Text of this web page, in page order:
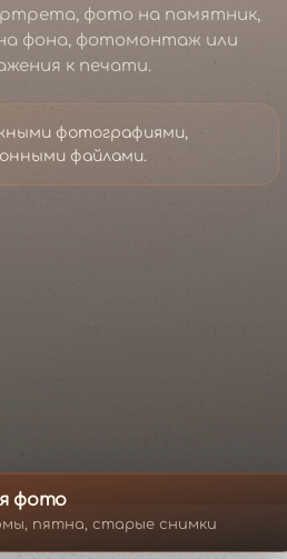
фото на памятник,
фона, фотомонтаж или
к печати.
фотографиями,
файлами.
фото
пятна, старые снимки